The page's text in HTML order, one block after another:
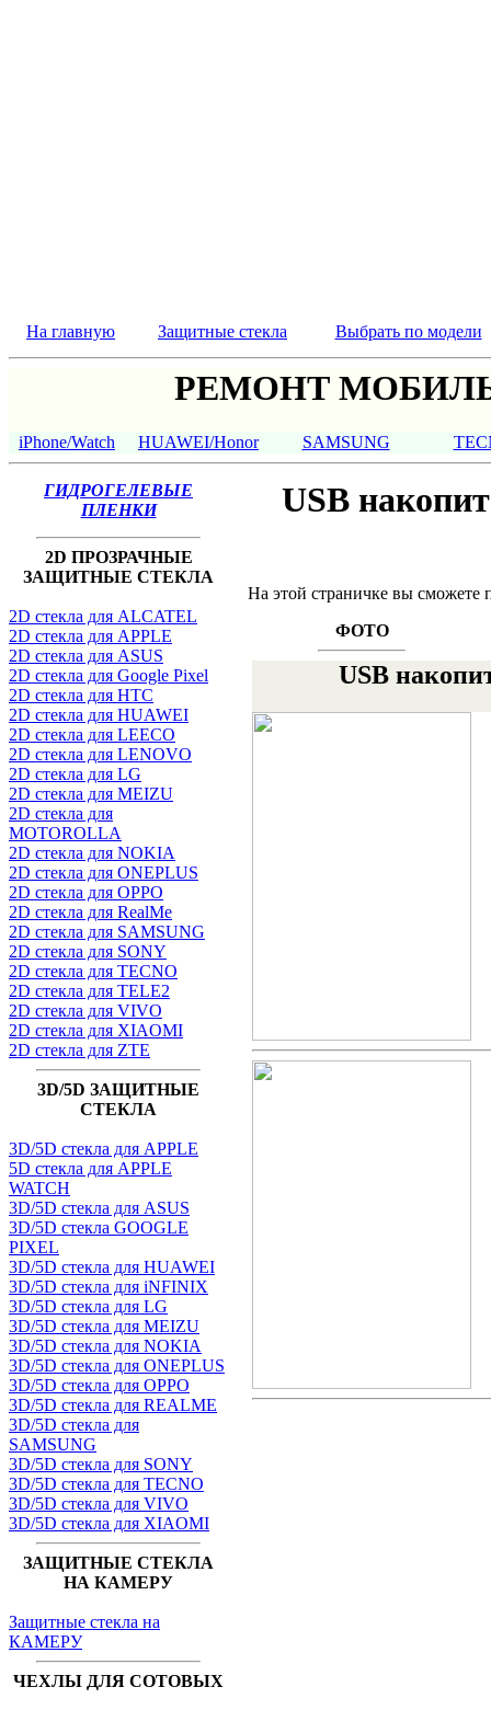
На главную Защитные стекла Выбрать по модели
РЕМОНТ
iPhone/Watch HUAWEI/Honor SAMSUNG
ГИДРОГЕЛЕВЫЕ
ПЛЕНКИ
2D ПРОЗРАЧНЫЕ
ЗАЩИТНЫЕ СТЕКЛА
2D стекла для ALCATEL
2D стекла для APPLE
2D стекла для ASUS
2D стекла для Google Pixel
2D стекла для HTC
2D стекла для HUAWEI
2D стекла для LEECO
2D стекла для LENOVO
2D стекла для LG
2D стекла для MEIZU
2D стекла для
MOTOROLLA
2D стекла для NOKIA
2D стекла для ONEPLUS
2D стекла для OPPO
2D стекла для RealMe
2D стекла для SAMSUNG
2D стекла для SONY
2D стекла для TECNO
2D стекла для TELE2
2D стекла для VIVO
2D стекла для XIAOMI
2D стекла для ZTE
3D/5D ЗАЩИТНЫЕ
СТЕКЛА
3D/5D стекла для APPLE
5D стекла для APPLE
WATCH
3D/5D стекла для ASUS
3D/5D стекла GOOGLE
PIXEL
3D/5D стекла для HUAWEI
3D/5D стекла для iNFINIX
3D/5D стекла для LG
3D/5D стекла для MEIZU
3D/5D стекла для NOKIA
3D/5D стекла для ONEPLUS
3D/5D стекла для OPPO
3D/5D стекла для REALME
3D/5D стекла для
SAMSUNG
3D/5D стекла для SONY
3D/5D стекла для TECNO
3D/5D стекла для VIVO
3D/5D стекла для XIAOMI
ЗАЩИТНЫЕ СТЕКЛА
НА КАМЕРУ
Защитные стекла на
КАМЕРУ
ЧЕХЛЫ ДЛЯ СОТОВЫХ
USB
На этой страничке вы сможете
ФОТО
USB